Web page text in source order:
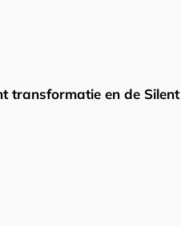
transformatie en de Silent